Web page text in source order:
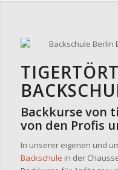
Backkurse von
von den Profis
In unserer eigenen und
Backschule in der